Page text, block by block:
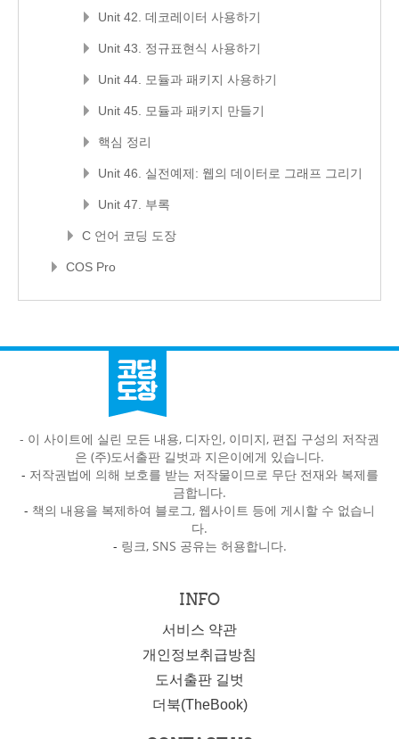
Unit 42. 데코레이터 사용하기
Unit 43. 정규표현식 사용하기
Unit 44. 모듈과 패키지 사용하기
Unit 45. 모듈과 패키지 만들기
핵심 정리
Unit 46. 실전예제: 웹의 데이터로 그래프 그리기
Unit 47. 부록
C 언어 코딩 도장
COS Pro
- 이 사이트에 실린 모든 내용, 디자인, 이미지, 편집 구성의 저작권
은 (주)도서출판 길벗과 지은이에게 있습니다.
- 저작권법에 의해 보호를 받는 저작물이므로 무단 전재와 복제를
금합니다.
- 책의 내용을 복제하여 블로그, 웹사이트 등에 게시할 수 없습니
다.
- 링크, SNS 공유는 허용합니다.
INFO
서비스 약관
개인정보취급방침
도서출판 길벗
더북(TheBook)